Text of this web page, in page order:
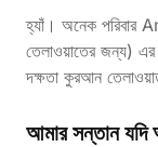
হ্যাঁ। অনেক
তেলাওয়াতের জন্য)
দক্ষতা কুরআন
আমার সন্তান যদি